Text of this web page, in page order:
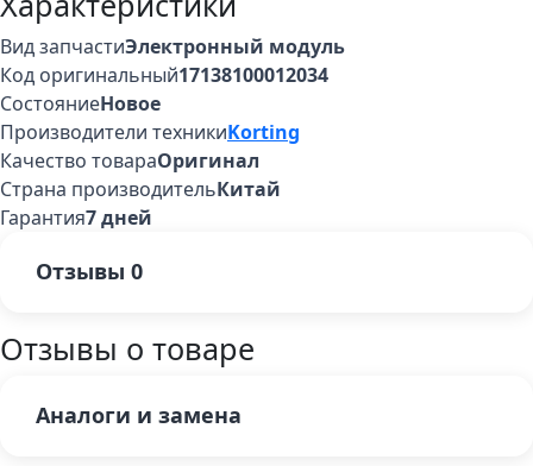
Вид запчастиЭлектронный модуль
Код оригинальный17138100012034
СостояниеНовое
Производители техникиKorting
Качество товараОригинал
Страна производительКитай
Гарантия7 дней
Отзывы 0
Отзывы о товаре
Аналоги и замена